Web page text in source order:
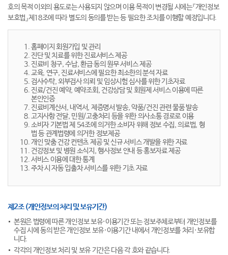
호의 목적 이외의 용도로는 사용되지 않으며 이용 목적이 변경될 시에는『개인정보
보호법』제18조에 따라 별도의 동의를 받는 등 필요한 조치를 이행할 예정입니다.
홈페이지 회원가입 및 관리
진단 및 치료를 위한 진료서비스 제공
진료비 청구, 수납, 환급 동의 원무 서비스 제공
교육, 연구, 진료서비스에 필요한 최소한의 분석 자료
검사수탁, 외부검사 의뢰 및 임상시험 심사를 위한 기초자료
진료/건진 예약, 예약조회, 건강상담 및 회원제 서비스 이용에 따른
본인인증
진료비계산서, 내역서, 제증명서 발송, 약품/건진 관련 물품 발송
고지사항 전달, 민원/고충처리 등을 위한 의사소통 경로로 이용
소비자 기본법 제 54조에 의거한 소비자 위해 정보 수집, 의료법, 형
법 등 관계법령에 의거한 정보제공
개인 맞춤 건강 컨텐츠 제공 및 신규 서비스 개발을 위한 자료
건강정보 및 병원 소식지, 행사정보 안내 등 홍보자료 제공
서비스 이용에 대한 통계
주차 시 자동 입출차 서비스를 위한 기초 자료
제2조 (개인정보의 처리 및 보유기간)
본원은 법령에 따른 개인정보 보유·이용기간 또는 정보주체로부터 개인정보를
수집 시에 동의 받은 개인정보 보유·이용기간 내에서 개인정보를 처리·보유합
니다.
각각의 개인정보 처리 및 보유 기간은 다음 각 호와 같습니다.